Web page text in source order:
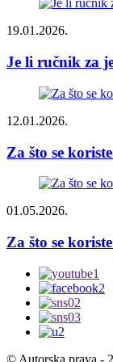
19.01.2026.
Je li ručnik za
12.01.2026.
Za što se
01.05.2026.
Za što se
© Autorska prava -